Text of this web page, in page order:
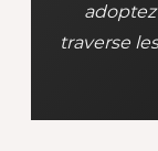
traverse